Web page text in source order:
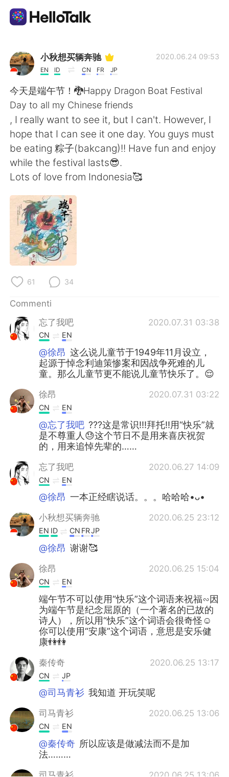
App di scambio linguistico
AI Grammar Checker
Italiano
English 简体中文
繁體中文 Español
العربية
Deutsch
한국어
ไทย
Türkçe
Português
小秋想买辆奔驰
EN ID CN FR JP
2020.06.24 09:53
今天是端午节！🐉Happy Dragon Boat Festival
Day to all my Chinese friends
, I really want to see it, but I can't. However, I
hope that I can see it one day. You guys must
be eating 粽子(bakcang)!! Have fun and enjoy
while the festival lasts😎.
Lots of love from Indonesia🥰
61 34
Commenti
忘了我吧
2020.07.31 03:38
CN EN
@徐昂 这么说儿童节于1949年11月设立，
起源于悼念利迪策惨案和因战争死难的儿
童。那么儿童节更不能说儿童节快乐了。😌
徐昂 2020.07.31 03:22
CN EN
@忘了我吧 ???这是常识!!!拜托!!用“快乐”就
是不尊重人😓这个节日不是用来喜庆祝贺
的，用来追悼先辈的……
忘了我吧 2020.06.27 14:09
CN EN
@徐昂 一本正经瞎说话。。。哈哈哈•ᴗ•
小秋想买辆奔驰 2020.06.25 23:12
EN ID CN FRJP
@徐昂 谢谢🥰
徐昂 2020.06.25 15:04
CN EN
端午节不可以使用“快乐”这个词语来祝福∽因
为端午节是纪念屈原的（一个著名的已故的
诗人），所以用“快乐”这个词语会很奇怪☺
你可以使用“安康”这个词语，意思是安乐健
康👫👫
秦传奇 2020.06.25 13:17
CN JP
@司马青衫 我知道 开玩笑呢
司马青衫 2020.06.25 13:06
CN EN
@秦传奇 所以应该是做减法而不是加
法………